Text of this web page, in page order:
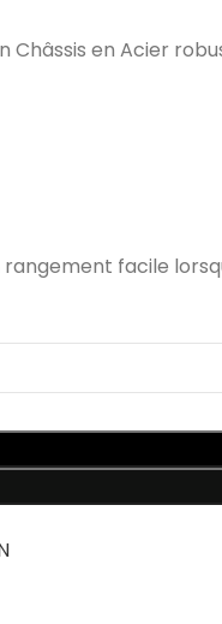
Châssis en Acier
facile